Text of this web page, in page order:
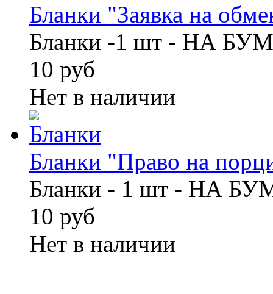
Бланки "Заявка на
Бланки -1 шт - НА
10 руб
Нет в наличии
Бланки "Право на
Бланки - 1 шт - НА
10 руб
Нет в наличии